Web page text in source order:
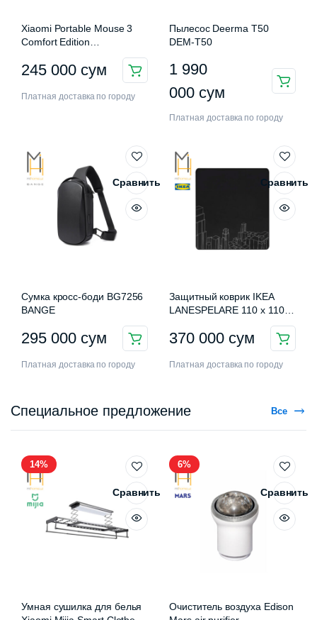
Xiaomi Portable Mouse 3
Comfort Edition
245 000 сум
Платная доставка по городу
Пылесос Deerma T50
DEM-T50
1 990
000 сум
Платная доставка по городу
Сравнить
Сумка кросс-боди BG7256
BANGE
295 000 сум
Платная доставка по городу
Сравнить
Защитный коврик IKEA
LANESPELARE 110 x 110
370 000 сум
Платная доставка по городу
Специальное предложение Все
14%
Сравнить
Умная сушилка для белья
6%
Сравнить
Очиститель воздуха Edison